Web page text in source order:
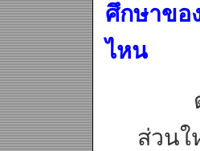
ศึกษาขอ
ไหน
ตัว
ส่วน